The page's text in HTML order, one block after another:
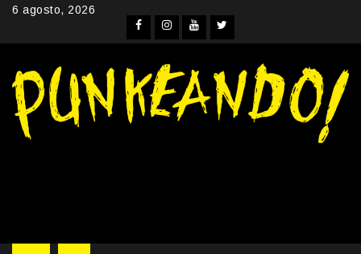
Skip6 agosto, 2026
Facebook
Instagram
YouTube
Twitter